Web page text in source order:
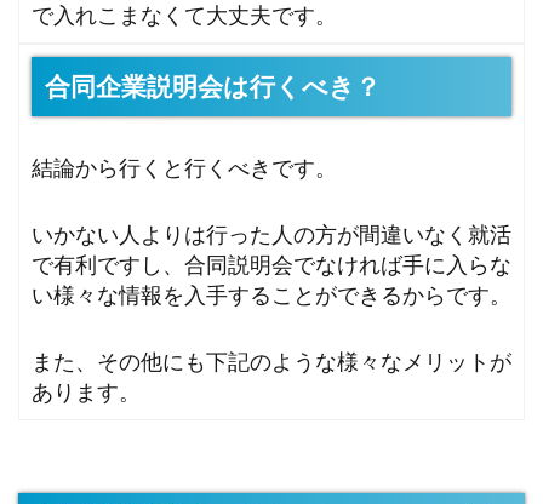
で入れこまなくて大丈夫です。
合同企業説明会は行くべき？
結論から行くと行くべきです。
いかない人よりは行った人の方が間違いなく就活
で有利ですし、合同説明会でなければ手に入らな
い様々な情報を入手することができるからです。
また、その他にも下記のような様々なメリットが
あります。